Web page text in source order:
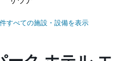
すべての施設・設備を表示